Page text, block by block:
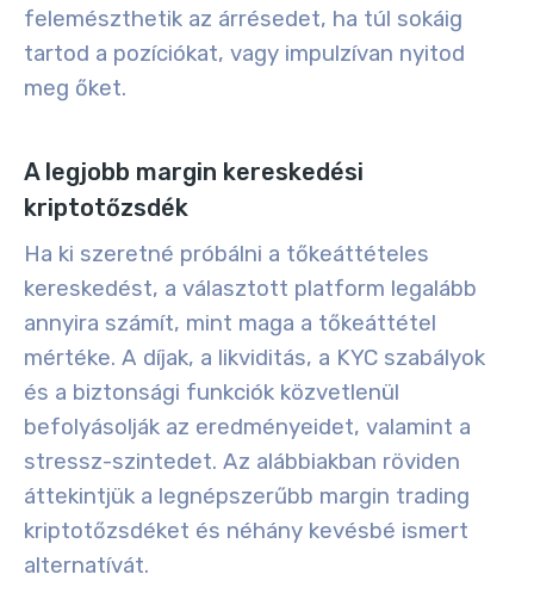
felemészthetik az árrésedet, ha túl sokáig
tartod a pozíciókat, vagy impulzívan nyitod
meg őket.
A legjobb margin kereskedési
kriptotőzsdék
Ha ki szeretné próbálni a tőkeáttételes
kereskedést, a választott platform legalább
annyira számít, mint maga a tőkeáttétel
mértéke. A díjak, a likviditás, a KYC szabályok
és a biztonsági funkciók közvetlenül
befolyásolják az eredményeidet, valamint a
stressz-szintedet. Az alábbiakban röviden
áttekintjük a legnépszerűbb margin trading
kriptotőzsdéket és néhány kevésbé ismert
alternatívát.